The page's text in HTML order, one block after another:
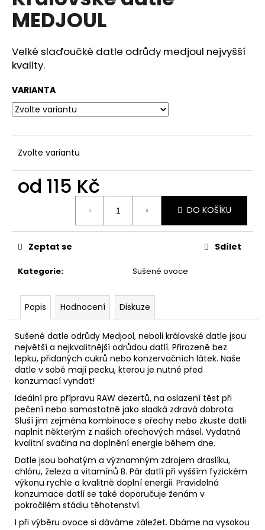
0,0
hvězdiček.
MEDJOUL
Velké slaďoučké datle odrůdy medjoul nejvyšší
kvality.
VARIANTA
Zvolte variantu
od 115 Kč
DO KOŠÍKU
Kategorie: Sušené ovoce
Zeptat se Sdílet
Popis Hodnocení Diskuze
Sušené datle odrůdy Medjool, neboli královské datle jsou
největší a nejkvalitnější odrůdou datlí. Přirozeně bez
lepku, přidaných cukrů nebo konzervačních látek. Naše
datle v sobě mají pecku, kterou je nutné před
konzumací vyndat!
Ideální pro přípravu RAW dezertů, na oslazení těst při
pečení nebo samostatně jako sladká zdravá dobrota.
Sluší jim zejména kombinace s ořechy nebo zkuste datli
naplnit některým z našich ořechových másel. Vydatná
kvalitní svačina na doplnění energie během dne.
Datle jsou bohatým a významným zdrojem draslíku,
chlóru, železa a vitamínů B. Pár datlí při vyšším fyzickém
výkonu rychle a kvalitně doplní energii. Pravidelná
konzumace datlí se také doporučuje ženám v
pokročilém stádiu těhotenství.
I při výběru ovoce si dáváme záležet. Dbáme na vysokou
a
j
í
t
HLEDAT
D
o
u
č
m
e
BLANŠÍROVANÉ
MANDLE
ZE
ŠPANĚLSKA
PRAŽENÉ
SOLENÉ
170
Kč